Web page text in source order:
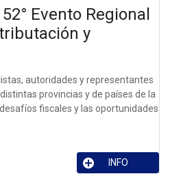
Evento Regional
y
autoridades y representantes
provincias y de países de la
fiscales y las oportunidades
INFO